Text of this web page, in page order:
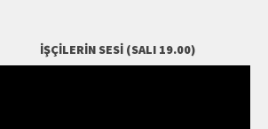
İŞÇILERIN SESI (SALI 19.00)